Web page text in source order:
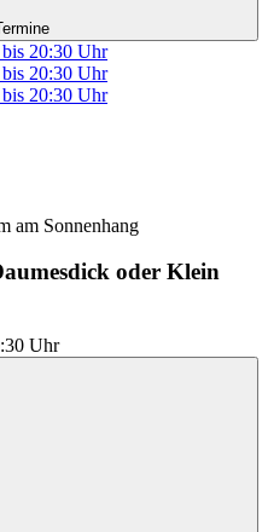
bis 20:30 Uhr
bis 20:30 Uhr
bis 20:30 Uhr
am Sonnenhang
oder Klein
Uhr